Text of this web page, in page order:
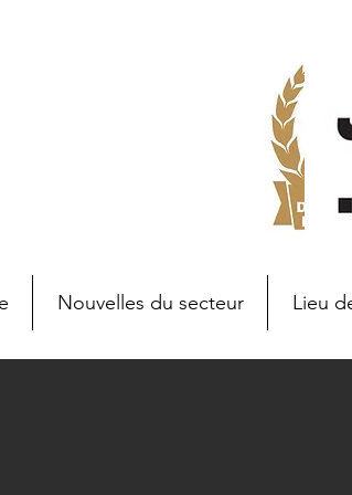
Nouvelles du secteur Lieu